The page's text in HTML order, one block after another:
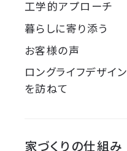
工学的アプローチ
暮らしに寄り添う
お客様の声
ロングライフデザイン
を訪ねて
家づくりの仕組み